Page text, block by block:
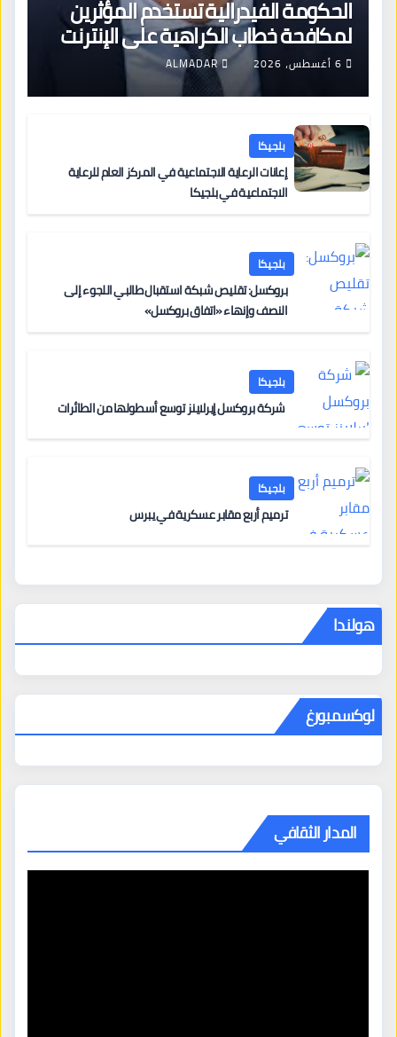
الحكومة الفيدرالية تستخدم المؤثرين
لمكافحة خطاب الكراهية على الإنترنت
6 أغسطس، 2026 ALMADAR
بلجيكا
إعانات الرعاية الاجتماعية في المركز العام للرعاية
الاجتماعية في بلجيكا
بلجيكا
بروكسل: تقليص شبكة استقبال طالبي اللجوء إلى
النصف وإنهاء «اتفاق بروكسل»
بلجيكا
شركة بروكسل إيرلاينز توسع أسطولها من الطائرات
بلجيكا
ترميم أربع مقابر عسكرية في يبرس
هولندا
لوكسمبورغ
المدار الثقافي